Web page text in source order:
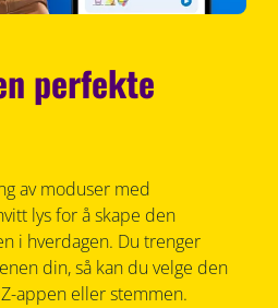
perfekte
av moduser med
lys for å skape den
i hverdagen. Du trenger
din, så kan du velge den
appen eller stemmen.